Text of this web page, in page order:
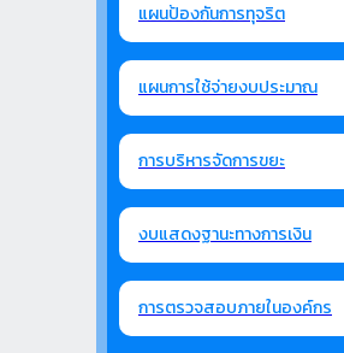
แผนป้องกันการทุจริต
แผนการใช้จ่ายงบประมาณ
การบริหารจัดการขยะ
งบแสดงฐานะทางการเงิน
การตรวจสอบภายในองค์กร